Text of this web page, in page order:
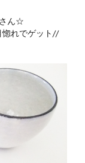
ん☆
惚れでゲット//